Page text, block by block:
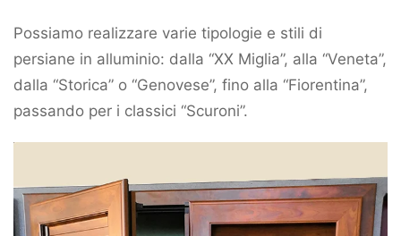
Possiamo realizzare varie tipologie e stili di
persiane in alluminio: dalla “XX Miglia”, alla “Veneta”,
dalla “Storica” o “Genovese”, fino alla “Fiorentina”,
passando per i classici “Scuroni”.